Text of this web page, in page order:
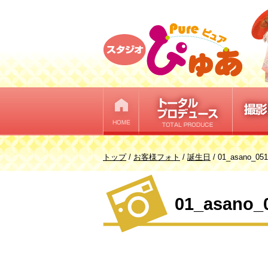
現
在
位
置：
トップ/お客様フォト/誕生日/01_asano_051